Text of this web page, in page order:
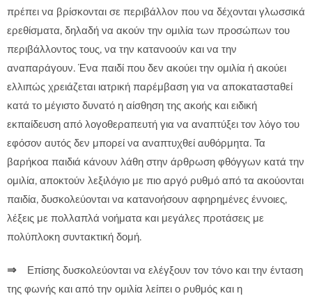
πρέπει να βρίσκονται σε περιβάλλον που να δέχονται γλωσσικά
ερεθίσματα, δηλαδή να ακούν την ομιλία των προσώπων του
περιβάλλοντος τους, να την κατανοούν και να την
αναπαράγουν. Ένα παιδί που δεν ακούει την ομιλία ή ακούει
ελλιπώς χρειάζεται ιατρική παρέμβαση για να αποκατασταθεί
κατά το μέγιστο δυνατό η αίσθηση της ακοής και ειδική
εκπαίδευση από λογοθεραπευτή για να αναπτύξει τον λόγο του
εφόσον αυτός δεν μπορεί να αναπτυχθεί αυθόρμητα. Τα
βαρήκοα παιδιά κάνουν λάθη στην άρθρωση φθόγγων κατά την
ομιλία, αποκτούν λεξιλόγιο με πιο αργό ρυθμό από τα ακούονται
παιδία, δυσκολεύονται να κατανοήσουν αφηρημένες έννοιες,
λέξεις με πολλαπλά νοήματα και μεγάλες προτάσεις με
πολύπλοκη συντακτική δομή.
⇒
Επίσης δυσκολεύονται να ελέγξουν τον τόνο και την ένταση
της φωνής και από την ομιλία λείπει ο ρυθμός και η